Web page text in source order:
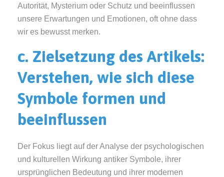
Autorität, Mysterium oder Schutz und beeinflussen
unsere Erwartungen und Emotionen, oft ohne dass
wir es bewusst merken.
c. Zielsetzung des Artikels:
Verstehen, wie sich diese
Symbole formen und
beeinflussen
Der Fokus liegt auf der Analyse der psychologischen
und kulturellen Wirkung antiker Symbole, ihrer
ursprünglichen Bedeutung und ihrer modernen